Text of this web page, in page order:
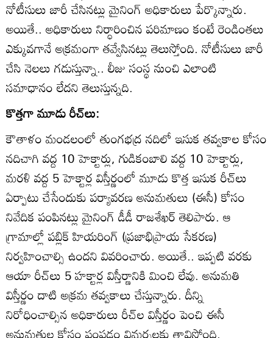
నోటీసులు జారీ చేసినట్లు మైనింగ్‌ అధికారులు పేర్కొన్నారు.
అయితే.. అధికారులు నిర్ధారించిన పరిమాణం కంటే రెండింతలు
ఎక్కువగానే అక్రమంగా తవ్వేసినట్లు తెలుస్తోంది. నోటీసులు జారీ
చేసి నెలలు గడుస్తున్నా.. లీజు సంస్థ నుంచి ఎలాంటి
సమాధానం లేదని తెలుస్తున్నది.
కొత్తగా మూడు రీచ్‌లు:
కౌతాళం మండలంలో తుంగభద్ర నదిలో ఇసుక తవ్వకాల కోసం
నదిచాగి వద్ద 10 హెక్టార్లు, గుడికంబాలి వద్ద 10 హెక్టార్లు,
మరళి వద్ద 5 హెక్టార్ల విస్తీర్ణంలో మూడు కొత్త ఇసుక రీచ్‌లు
ఏర్పాటు చేసేందుకు పర్యావరణ అనుమతులు (ఈసీ) కోసం
నివేదిక పంపినట్లు మైనింగ్‌ డీడీ రాజశేఖర్‌ తెలిపారు. ఆ
గ్రామాల్లో పబ్లిక్‌ హియరింగ్‌ (ప్రజాభిప్రాయ సేకరణ)
నిర్వహించాల్సి ఉందని వివరించారు. అయితే.. ఇప్పటి వరకు
ఆయా రీచ్‌లు 5 హక్టార్ల విస్తీర్ణానికి మించి లేవు. అనుమతి
విస్తీర్ణం దాటి అక్రమ తవ్వకాలు చేస్తున్నారు. దీన్ని
నిరోధించాల్సిన అధికారులు రీచ్‌ల విస్తీర్ణం పెంచి ఈసీ